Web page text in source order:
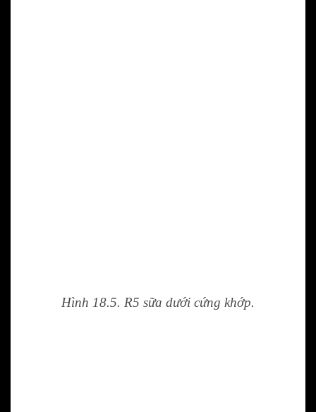
Hình 18.5. R5 sữa dưới cứng khớp.